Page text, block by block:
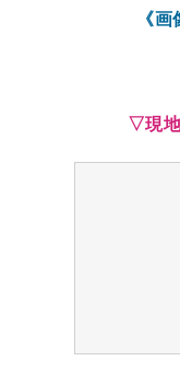
《
▽現